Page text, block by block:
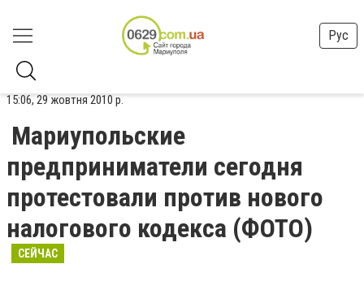
Рус
15:06, 29 жовтня 2010 р.
Мариупольские
предприниматели сегодня
протестовали против нового
налогового кодекса (ФОТО)
СЕЙЧАС